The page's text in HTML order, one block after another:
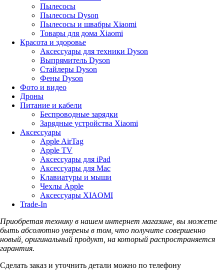
Пылесосы
Пылесосы Dyson
Пылесосы и швабры Xiaomi
Товары для дома Xiaomi
Красота и здоровье
Аксессуары для техники Dyson
Выпрямитель Dyson
Стайлеры Dyson
Фены Dyson
Фото и видео
Дроны
Питание и кабели
Беспроводные зарядки
Зарядные устройства Xiaomi
Аксессуары
Apple AirTag
Apple TV
Аксессуары для iPad
Аксессуары для Mac
Клавиатуры и мыши
Чехлы Apple
Аксессуары XIAOMI
Trade-In
Приобретая технику в нашем интернет магазине, вы можете
быть абсолютно уверены в том, что получите совершенно
новый, оригинальный продукт, на который распространяется
гарантия.
Сделать заказ и уточнить детали можно по телефону